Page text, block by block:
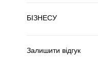
БІЗНЕСУ
Залишити відгук